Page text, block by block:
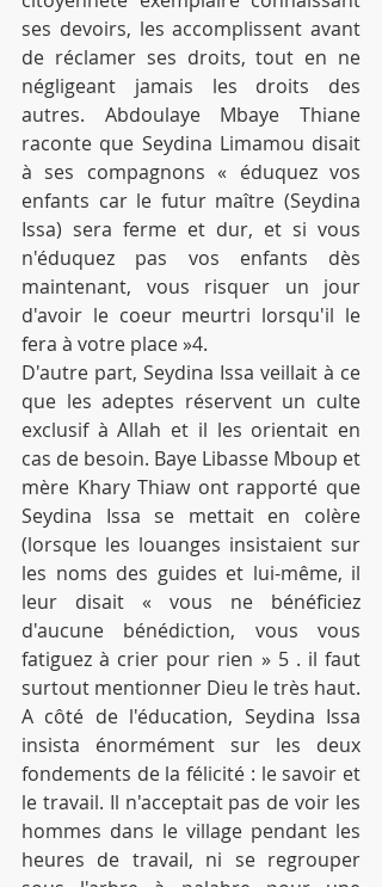
ses devoirs, les accomplissent avant
de réclamer ses droits, tout en ne
négligeant jamais les droits des
autres. Abdoulaye Mbaye Thiane
raconte que Seydina Limamou disait
à ses compagnons « éduquez vos
enfants car le futur maître (Seydina
Issa) sera ferme et dur, et si vous
n'éduquez pas vos enfants dès
maintenant, vous risquer un jour
d'avoir le coeur meurtri lorsqu'il le
fera à votre place »4.
D'autre part, Seydina Issa veillait à ce
que les adeptes réservent un culte
exclusif à Allah et il les orientait en
cas de besoin. Baye Libasse Mboup et
mère Khary Thiaw ont rapporté que
Seydina Issa se mettait en colère
(lorsque les louanges insistaient sur
les noms des guides et lui-même, il
leur disait « vous ne bénéficiez
d'aucune bénédiction, vous vous
fatiguez à crier pour rien » 5 . il faut
surtout mentionner Dieu le très haut.
A côté de l'éducation, Seydina Issa
insista énormément sur les deux
fondements de la félicité : le savoir et
le travail. Il n'acceptait pas de voir les
hommes dans le village pendant les
heures de travail, ni se regrouper